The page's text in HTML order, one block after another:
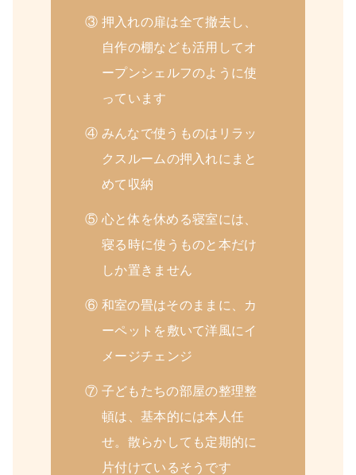
③ 押入れの扉は全て撤去し、
自作の棚なども活用してオ
ープンシェルフのように使
っています
④ みんなで使うものはリラッ
クスルームの押入れにまと
めて収納
⑤ 心と体を休める寝室には、
寝る時に使うものと本だけ
しか置きません
⑥ 和室の畳はそのままに、カ
ーペットを敷いて洋風にイ
メージチェンジ
⑦ 子どもたちの部屋の整理整
頓は、基本的には本人任
せ。散らかしても定期的に
片付けているそうです